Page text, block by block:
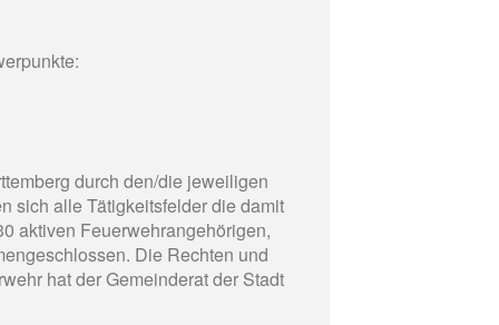
durch den/die jeweiligen
sich alle Tätigkeitsfelder die damit
aktiven Feuerwehrangehörigen,
Die Rechten und
hat der Gemeinderat der Stadt